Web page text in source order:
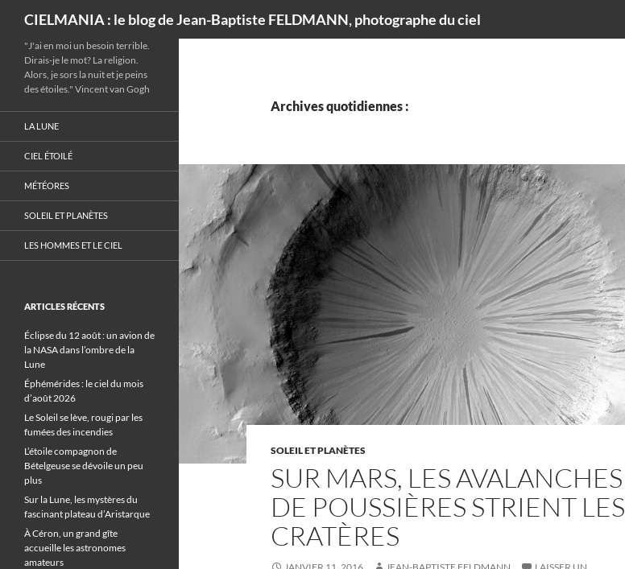
CIELMANIA : le blog de Jean-Baptiste FELDMANN, photographe du ciel
Archives quotidiennes :
SOLEIL ET PLANÈTES
SUR MARS, LES AVALANCHES
DE POUSSIÈRES STRIENT LES
CRATÈRES
"J'ai en moi un besoin terrible.
Dirais-je le mot? La religion.
Alors, je sors la nuit et je peins
des étoiles." Vincent van Gogh
LA LUNE
CIEL ÉTOILÉ
MÉTÉORES
SOLEIL ET PLANÈTES
LES HOMMES ET LE CIEL
ARTICLES RÉCENTS
Éclipse du 12 août : un avion de
la NASA dans l’ombre de la
Lune
Éphémérides : le ciel du mois
d’août 2026
Le Soleil se lève, rougi par les
fumées des incendies
L’étoile compagnon de
Bételgeuse se dévoile un peu
plus
Sur la Lune, les mystères du
fascinant plateau d’Aristarque
À Céron, un grand gîte
accueille les astronomes
amateurs